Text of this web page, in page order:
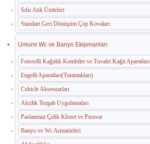
Sıfır Atık Üniteleri
Standart Geri Dönüşüm Çöp Kovaları
Umumi Wc ve Banyo Ekipmanları
Fotoselli Kağıtlık Kombiler ve Tuvalet Kağıt Aparatları
Engelli Aparatları(Tutamakları)
Cubicle Aksesuarları
Akrilik Tezgah Uygulamaları
Paslanmaz Çelik Klozet ve Pisuvar
Banyo ve Wc Armatürleri